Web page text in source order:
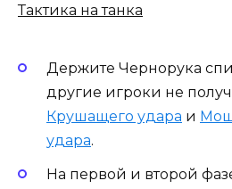
Тактика на танка
Держите Чернорука
другие игроки не
Крушащего удара и
удара.
На первой и второй